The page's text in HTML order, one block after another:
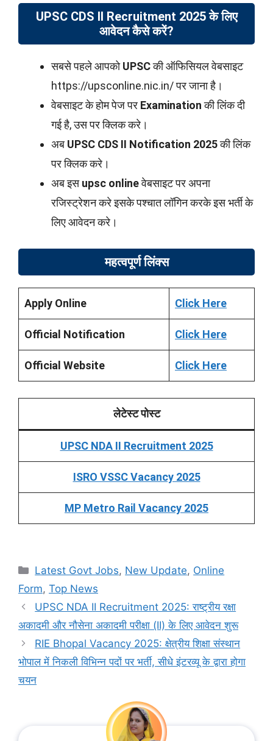
UPSC CDS II Recruitment 2025 के लिए
आवेदन कैसे करें?
सबसे पहले आपकोUPSCकी ऑफिसियल वेबसाइट
https://upsconline.nic.in/ पर जाना है।
वेबसाइट के होम पेज पर Examinationकी लिंक दी
गई है, उस पर क्लिक करे।
अब UPSC CDS II Notification 2025की लिंक
पर क्लिक करे।
अब इसupsc onlineवेबसाइट पर अपना
रजिस्ट्रेशन करे इसके पश्चात लॉगिन करके इस भर्ती के
लिए आवेदन करे।
महत्वपूर्ण लिंक्स
Apply Online Click Here
Official Notification Click Here
Official Website Click Here
लेटेस्ट पोस्ट
UPSC NDA II Recruitment 2025
ISRO VSSC Vacancy 2025
MP Metro Rail Vacancy 2025
Categories
Latest Govt Jobs, New Update, Online
Form, Top News
UPSC NDA II Recruitment 2025: राष्ट्रीय रक्षा
अकादमी और नौसेना अकादमी परीक्षा (II) के लिए आवेदन शुरू
RIE Bhopal Vacancy 2025: क्षेत्रीय शिक्षा संस्थान
भोपाल में निकली विभिन्न पदों पर भर्ती, सीधे इंटरव्यू के द्वारा होगा
चयन